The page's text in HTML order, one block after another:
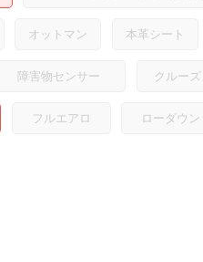
オットマン 本革シート
障害物センサー クルー
フルエアロ ローダウン